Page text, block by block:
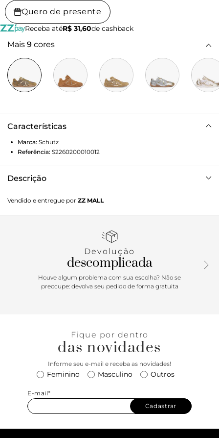
Quero de presente
Receba atéR$ 31,60de cashback
Mais 9 cores
Características
Marca: Schutz
Referência: S2260200010012
Descrição
chunky com uma estética retrô urbana. Unindo robustez e
suavidade, este modelo é ideal para quem busca um
um look moderno e despojado, combine o Tênis 48’S com
robustez do calçado, aposte em um vestido de malha
ajustado e sobreposição de blazer para um visual high-low
impecável.
Vendido e entregue por ZZ MALL
Devolução
descomplicada
Houve algum problema com sua escolha? Não se
preocupe: devolva seu pedido de forma gratuita
Fique por dentro
das novidades
Informe seu e-mail e receba as novidades!
Feminino Masculino Outros
E-mail*
Cadastrar